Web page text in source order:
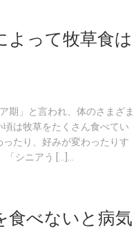
よって牧草食は
期」と言われ、体のさまざま
は牧草をたくさん食べてい
たり、好みが変わったりす
シニアう […]...
食べないと病気